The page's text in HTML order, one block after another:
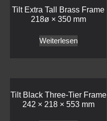
Tilt Extra Tall Brass Frame
218ø × 350 mm
Weiterlesen
Tilt Black Three-Tier Frame
242 × 218 × 553 mm